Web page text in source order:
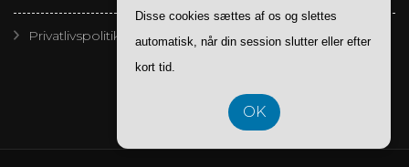
Privatlivspolitik
Disse cookies sættes af os og slettes
automatisk, når din session slutter eller efter
kort tid.
OK